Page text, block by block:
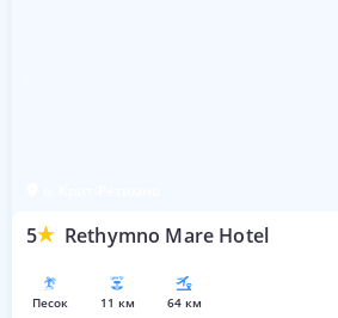
5 Rethymno Mare Hotel
песок 11 км 64 км